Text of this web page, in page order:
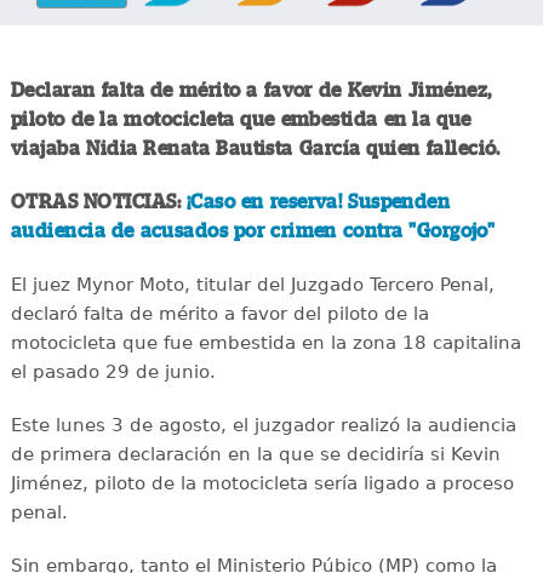
Declaran falta de mérito a favor de Kevin Jiménez,
piloto de la motocicleta que embestida en la que
viajaba Nidia Renata Bautista García quien falleció.
OTRAS NOTICIAS: ¡Caso en reserva! Suspenden
audiencia de acusados por crimen contra "Gorgojo"
El juez Mynor Moto, titular del Juzgado Tercero Penal,
declaró falta de mérito a favor del piloto de la
motocicleta que fue embestida en la zona 18 capitalina
el pasado 29 de junio.
Este lunes 3 de agosto, el juzgador realizó la audiencia
de primera declaración en la que se decidiría si Kevin
Jiménez, piloto de la motocicleta sería ligado a proceso
penal.
Sin embargo, tanto el Ministerio Púbico (MP) como la